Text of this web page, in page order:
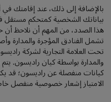
بالإضافة إلى ذلك، عند إقامتك في
بياناتك الشخصية كمتحكم مستقل
هذا الصدد، من المهم أن نلاحظ
تشمل الفنادق المؤجرة والمدارة
تحت العلامة التجارية لشركة
والمدارة بواسطة كيان راديسون.
كيانات منفصلة عن راديسون؛ قد
الامتياز إشعار خصوصية منفصل